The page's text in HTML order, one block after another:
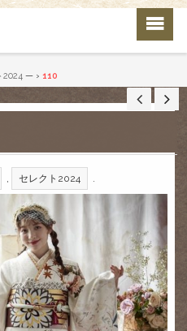
2024— › 110
, セレクト2024 .